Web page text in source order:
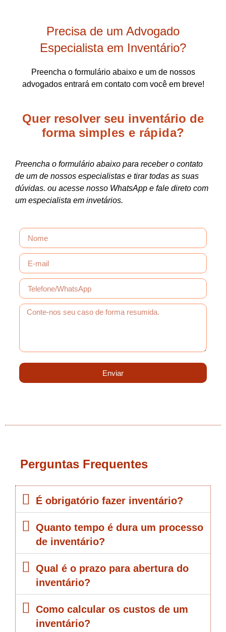
Precisa de um Advogado
Especialista em Inventário?
Preencha o formulário abaixo e um de nossos
advogados entrará em contato com você em breve!
Quer resolver seu inventário de
forma simples e rápida?
Preencha o formulário abaixo para receber o contato
de um de nossos especialistas e tirar todas as suas
dúvidas. ou acesse nosso WhatsApp e fale direto com
um especialista em invetários.
Enviar
Perguntas Frequentes
É obrigatório fazer inventário?
Quanto tempo é dura um processo
de inventário?
Qual é o prazo para abertura do
inventário?
Como calcular os custos de um
inventário?